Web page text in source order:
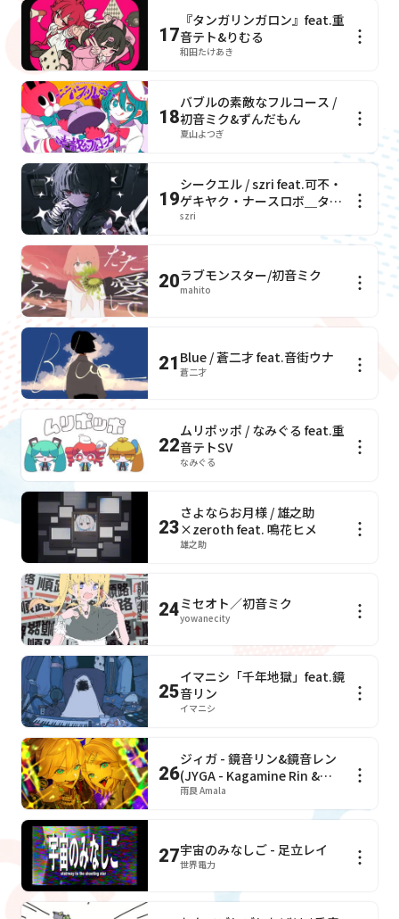
17
『タンガリンガロン』feat.重
音テト&りむる
和田たけあき
18
バブルの素敵なフルコース /
初音ミク&ずんだもん
夏山よつぎ
19
シークエル / szri feat.可不・
ゲキヤク・ナースロボ＿タイ
プT
szri
20ラブモンスター/初音ミク
mahito
21 Blue / 蒼二才 feat.音街ウナ
蒼二才
22
ムリポッポ / なみぐる feat.重
音テトSV
なみぐる
23
さよならお月様 / 雄之助
×zeroth feat. 鳴花ヒメ
雄之助
24ミセオト／初音ミク
yowanecity
25
イマニシ「千年地獄」feat.鏡
音リン
イマニシ
26
ジィガ - 鏡音リン&鏡音レン
(JYGA - Kagamine Rin &
Kagamine Len)
雨良 Amala
27宇宙のみなしご - 足立レイ
世界電力